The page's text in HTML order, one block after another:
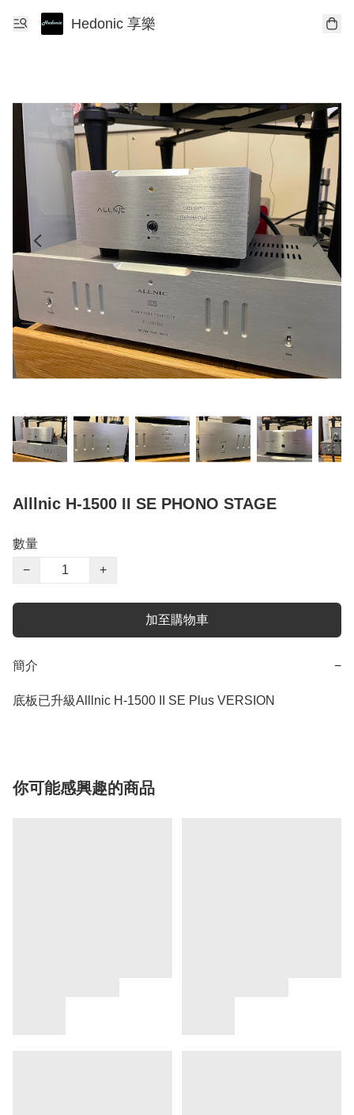
Hedonic 享樂
Alllnic H-1500 II SE PHONO STAGE
數量
−
+
加至購物車
簡介 −
底板已升級Alllnic H-1500 II SE Plus VERSION
你可能感興趣的商品